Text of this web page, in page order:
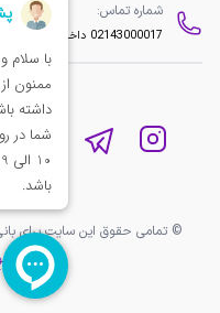
شماره تماس:
02143000017 داخلی 2
© تمامی حقوق این سایت برای
حریم